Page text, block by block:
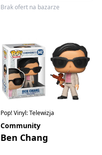
Brak ofert na bazarze
Pop! Vinyl: Telewizja
Community
Ben Chang